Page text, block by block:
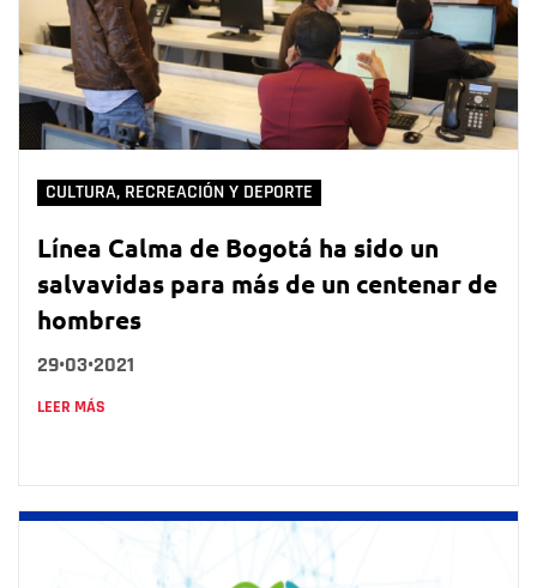
CULTURA, RECREACIÓN Y DEPORTE
Línea Calma de Bogotá ha sido un
salvavidas para más de un centenar de
hombres
29•03•2021
LEER MÁS